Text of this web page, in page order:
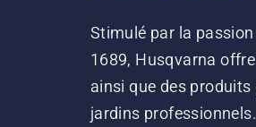
Stimulé par la
1689, Husqvarna
ainsi que des
jardins